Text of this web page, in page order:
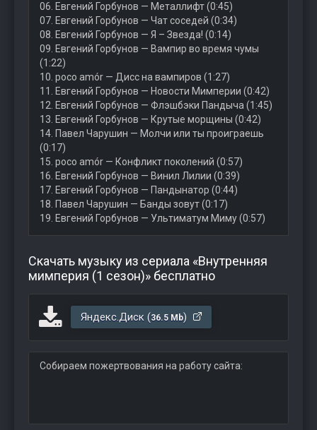
06. Евгений Горбунов — Металлифт (0:45)
07. Евгений Горбунов — Чат соседей (0:34)
08. Евгений Горбунов — Я – Звезда! (0:14)
09. Евгений Горбунов — Вампир во время чумы
(1:22)
10. poco amór — Дисс на вампиров (1:27)
11. Евгений Горбунов — Новости Мимперии (0:42)
12. Евгений Горбунов — Флэшбэки Пандыча (1:45)
13. Евгений Горбунов — Крутые морщины (0:42)
14. Павел Чарушин — Молчи или ты проиграешь
(0:17)
15. poco amór — Конфликт поколений (0:57)
16. Евгений Горбунов — Винил Лилии (0:39)
17. Евгений Горбунов — Пандынатор (0:44)
18. Павел Чарушин — Банды зовут (0:17)
19. Евгений Горбунов — Ультиматум Миму (0:57)
Скачать музыку из сериала «Внутренняя
мимперия (1 сезон)» бесплатно
Яндекс.Диск (36.5 Mb)
Собираем пожертвования на работу сайта: